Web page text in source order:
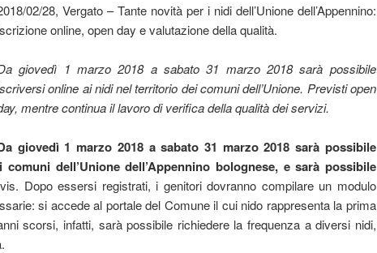
02/28, Vergato – Tante novità per i nidi dell’Unione dell’Appennino:
online, open day e valutazione della qualità.
giovedì 1 marzo 2018 a sabato 31 marzo 2018 sarà possibile
online ai nidi nel territorio dei comuni dell’Unione. Previsti open
mentre continua il lavoro di verifica della qualità dei servizi.
giovedì 1 marzo 2018 a sabato 31 marzo 2018 sarà possibile
dell’Unione dell’Appennino bolognese, e sarà possibile
Dopo essersi registrati, i genitori dovranno compilare un modulo
si accede al portale del Comune il cui nido rappresenta la prima
scorsi, infatti, sarà possibile richiedere la frequenza a diversi nidi,